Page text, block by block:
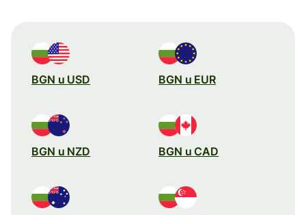
BGN u USD BGN u EUR
BGN u NZD BGN u CAD